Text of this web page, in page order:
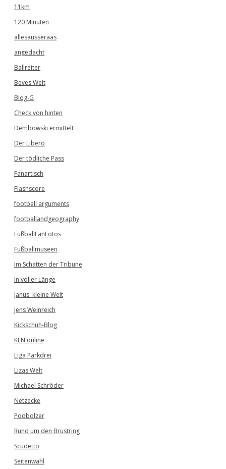
11km
120 Minuten
allesausseraas
angedacht
Ballreiter
Beves Welt
Blog-G
Check von hinten
Dembowski ermittelt
Der Libero
Der tödliche Pass
Fanartisch
Flashscore
football arguments
footballandgeography
FußballFanFotos
Fußballmuseen
Im Schatten der Tribüne
In voller Länge
Janus' kleine Welt
Jens Weinreich
Kickschuh-Blog
KLN online
Liga Parkdrei
Lizas Welt
Michael Schröder
Netzecke
Podbolzer
Rund um den Brustring
Scudetto
Seitenwahl